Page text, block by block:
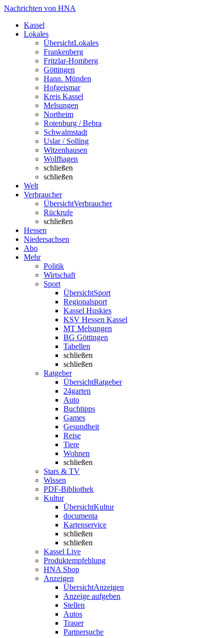
Nachrichten von HNA
Kassel
Lokales
ÜbersichtLokales
Frankenberg
Fritzlar-Homberg
Göttingen
Hann. Münden
Hofgeismar
Kreis Kassel
Melsungen
Northeim
Rotenburg / Bebra
Schwalmstadt
Uslar / Solling
Witzenhausen
Wolfhagen
schließen
schließen
Welt
Verbraucher
ÜbersichtVerbraucher
Rückrufe
schließen
Hessen
Niedersachsen
Abo
Mehr
Politik
Wirtschaft
Sport
ÜbersichtSport
Regionalsport
Kassel Huskies
KSV Hessen Kassel
MT Melsungen
BG Göttingen
Tabellen
schließen
schließen
Ratgeber
ÜbersichtRatgeber
24garten
Auto
Buchtipps
Games
Gesundheit
Reise
Tiere
Wohnen
schließen
Stars & TV
Wissen
PDF-Bibliothek
Kultur
ÜbersichtKultur
documenta
Kartenservice
schließen
schließen
Kassel Live
Produktempfehlung
HNA Shop
Anzeigen
ÜbersichtAnzeigen
Anzeige aufgeben
Stellen
Autos
Trauer
Partnersuche